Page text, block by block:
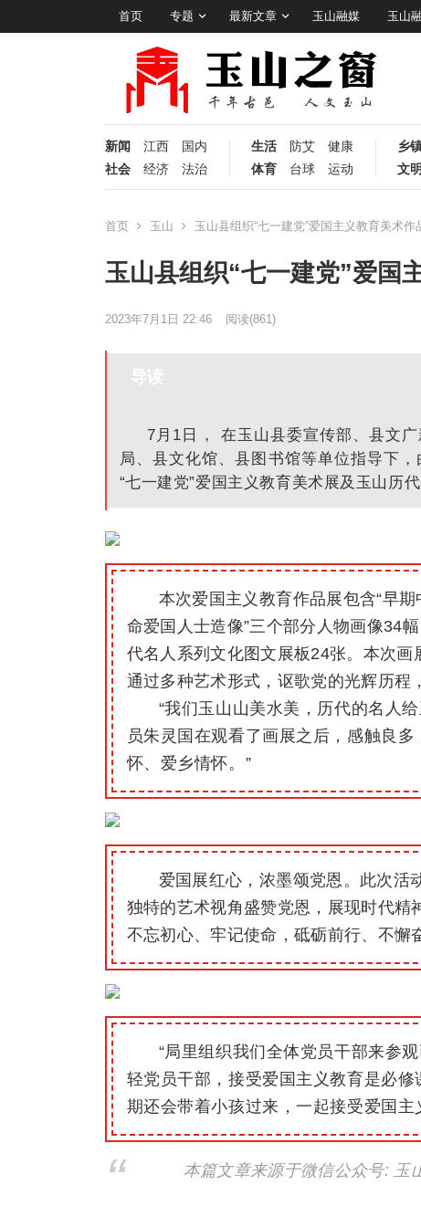
首页 专题 最新文章 玉山融媒 玉山
新闻 江西
国内
社会
经济 法治
生活 防艾
健康
体育
台球 运动
乡
文
首页 玉山 玉山县组织“七一建党”爱国主义教育美术作
玉山县组织“七一建党”爱国
2023年7月1日 22:46 阅读(861)
导读
7月1日， 在玉山县委宣传部、县文
局、县文化馆、县图书馆等单位指导下
“七一建党”爱国主义教育美术展及玉山历
本次爱国主义教育作品展包含“早
命爱国人士造像”三个部分人物画像34
代名人系列文化图文展板24张。本次画
通过多种艺术形式，讴歌党的光辉历程
“我们玉山山美水美，历代的名人
员朱灵国在观看了画展之后，感触良
怀、爱乡情怀。 ”
爱国展红心，浓墨颂党恩。此次活
独特的艺术视角盛赞党恩，展现时代精
不忘初心、牢记使命，砥砺前行、不懈
“局里组织我们全体党员干部来参
轻党员干部，接受爱国主义教育是必
期还会带着小孩过来，一起接受爱国主
本篇文章来源于微信公众号: 玉